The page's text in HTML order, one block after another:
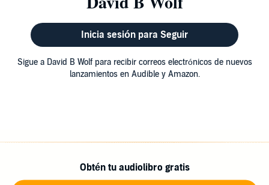
Inicia sesión para Seguir
Sigue a David B Wolf para recibir correos electrónicos de nuevos
lanzamientos en Audible y Amazon.
Obtén tu audiolibro gratis